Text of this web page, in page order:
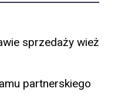
sprzedaży wież
partnerskiego